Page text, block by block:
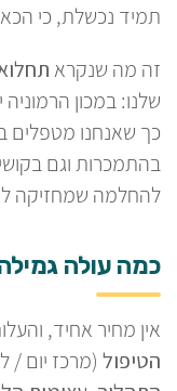
תמיד נכשלת, כי
זה מה שנקרא
שלנו: במכון הרמוניה
כך שאנחנו מטפלים
בהתמכרות וגם
להחלמה שמחזיקה
כמה עולה
אין מחיר אחיד,
הטיפול (מרכז יום /